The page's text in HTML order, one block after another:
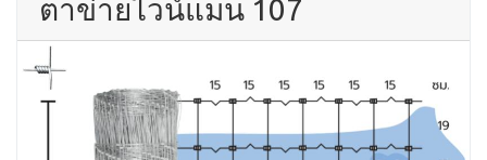
ตาข่ายไวน์แมน 107